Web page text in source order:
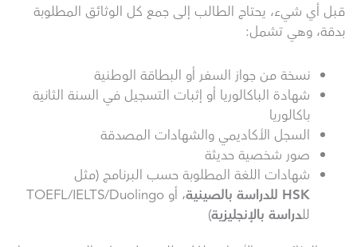
قبل أي شيء، يحتاج الطالب إلى جمع كل الوثائق المطلوبة
بدقة، وهي تشمل:
نسخة من جواز السفر أو البطاقة الوطنية
شهادة الباكالوريا أو إثبات التسجيل في السنة الثانية
باكالوريا
السجل الأكاديمي والشهادات المصدقة
صور شخصية حديثة
شهادات اللغة المطلوبة حسب البرنامج (مثل
HSK للدراسة بالصينية
، أو TOEFL/IELTS/Duolingo
للدراسة بالإنجليزية)